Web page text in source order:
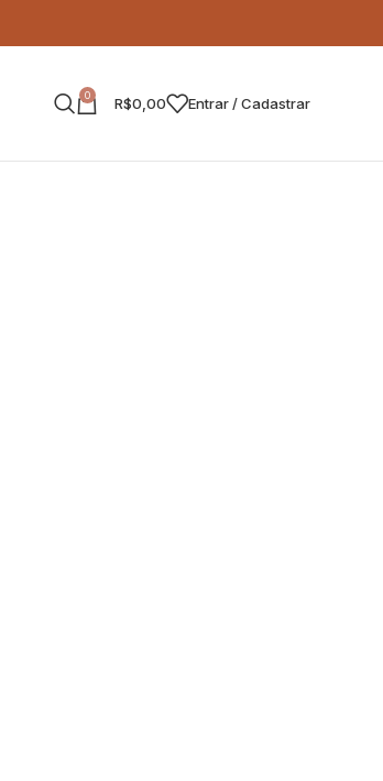
0 R$0,00 Entrar / Cadastrar